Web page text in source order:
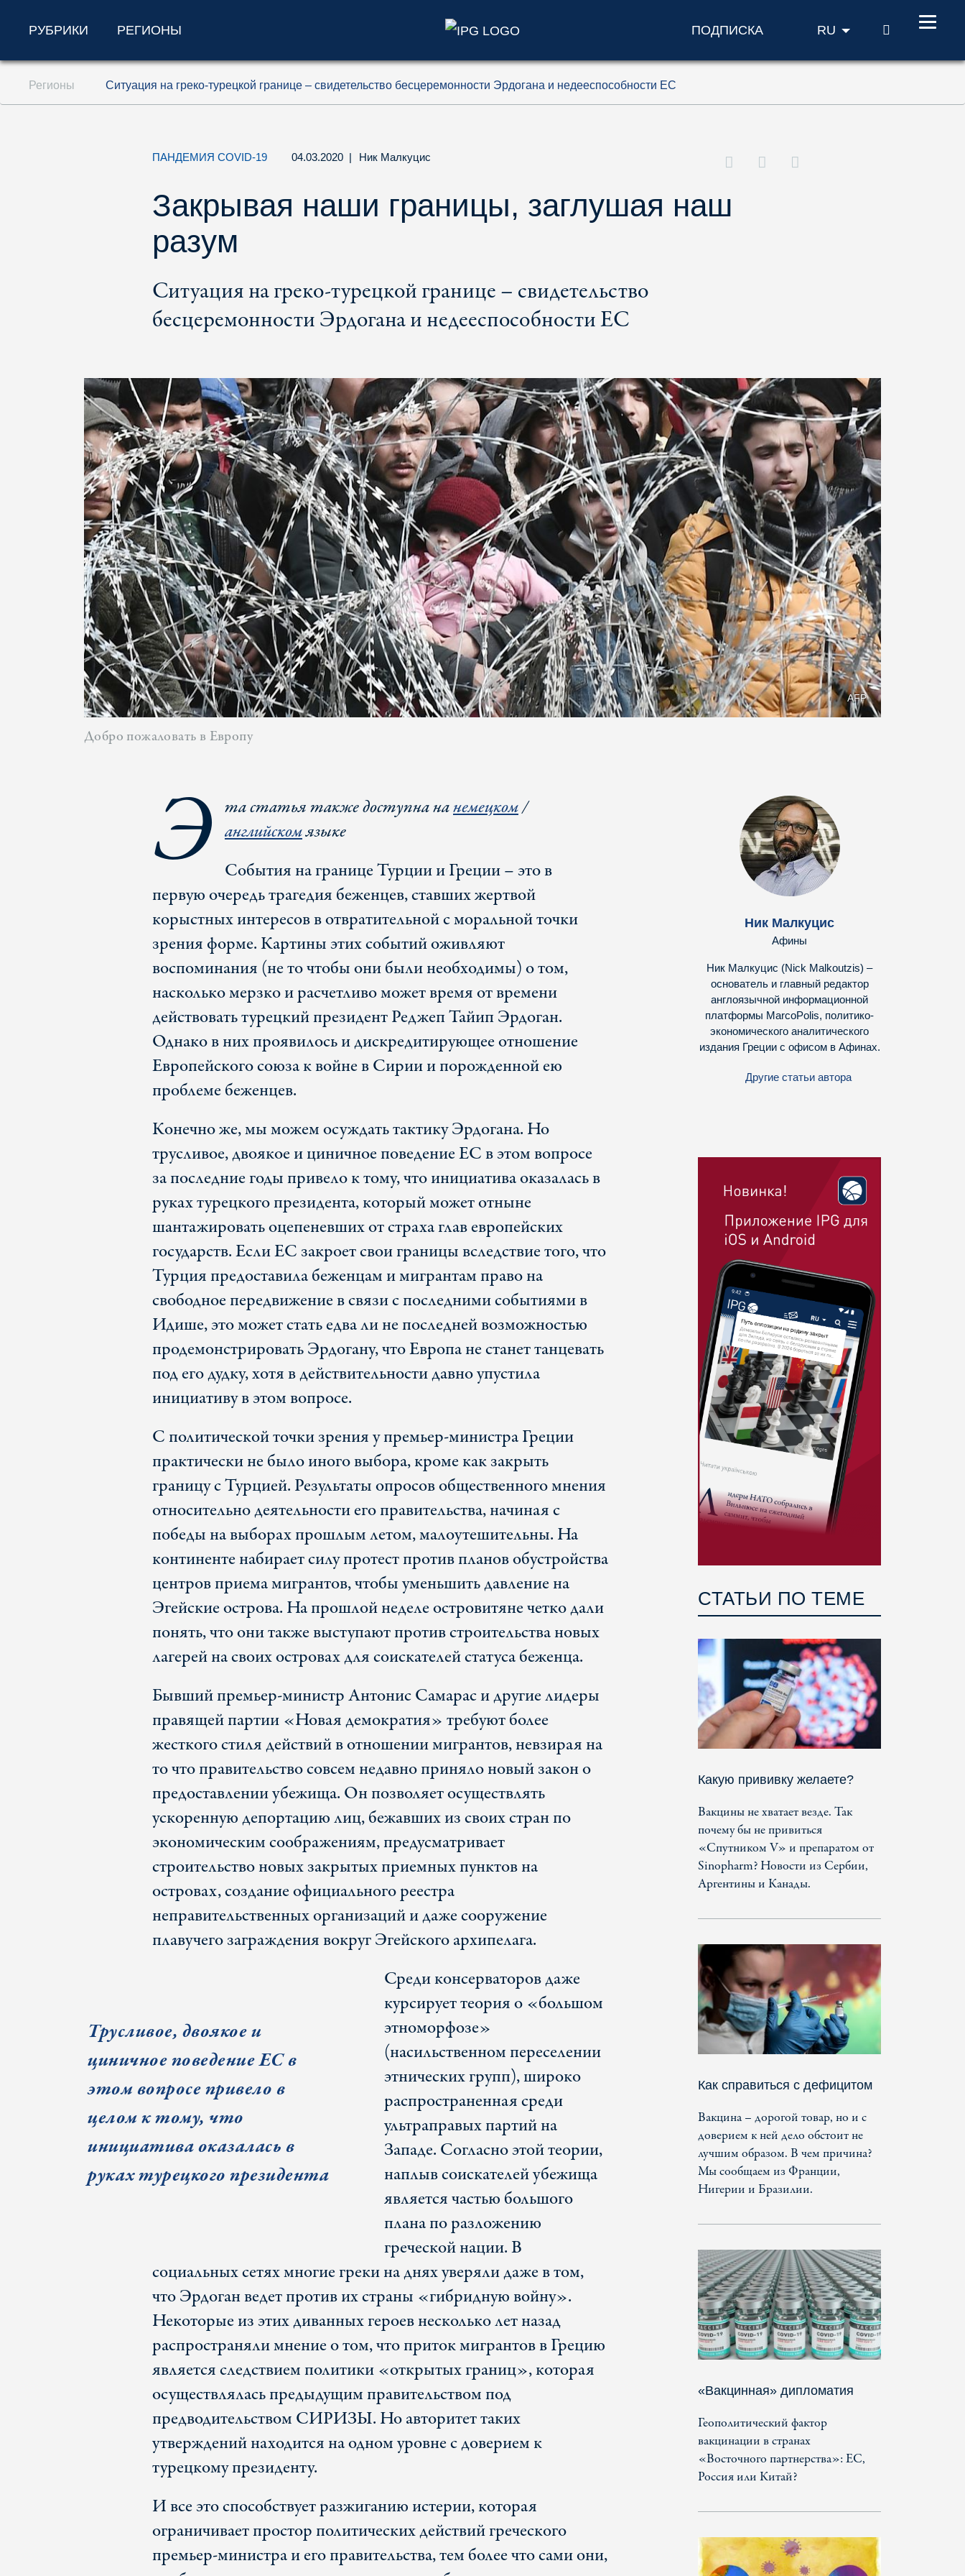
Перейти к содержанию (ключ доступа '1')
Перейти к поиску (ключ доступа '2')
РУБРИКИ РЕГИОНЫ ПОДПИСКА RU ПОИСК
Регионы Ситуация на греко-турецкой границе – свидетельство бесцеремонности Эрдогана и недееспособности ЕС
ПАНДЕМИЯ COVID-19 04.03.2020 | Ник Малкуцис
Закрывая наши границы, заглушая наш
разум
Ситуация на греко-турецкой границе – свидетельство
бесцеремонности Эрдогана и недееспособности ЕС
AFP
Добро пожаловать в Европу
Э та статья также доступна нанемецком/
английскомязыке
События на границе Турции и Греции – это в
первую очередь трагедия беженцев, ставших жертвой
корыстных интересов в отвратительной с моральной точки
зрения форме. Картины этих событий оживляют
воспоминания (не то чтобы они были необходимы) о том,
насколько мерзко и расчетливо может время от времени
действовать турецкий президент Реджеп Тайип Эрдоган.
Однако в них проявилось и дискредитирующее отношение
Европейского союза к войне в Сирии и порожденной ею
проблеме беженцев.
Конечно же, мы можем осуждать тактику Эрдогана. Но
трусливое, двоякое и циничное поведение ЕС в этом вопросе
за последние годы привело к тому, что инициатива оказалась в
руках турецкого президента, который может отныне
шантажировать оцепеневших от страха глав европейских
государств. Если ЕС закроет свои границы вследствие того, что
Турция предоставила беженцам и мигрантам право на
свободное передвижение в связи с последними событиями в
Идише, это может стать едва ли не последней возможностью
продемонстрировать Эрдогану, что Европа не станет танцевать
под его дудку, хотя в действительности давно упустила
инициативу в этом вопросе.
С политической точки зрения у премьер-министра Греции
практически не было иного выбора, кроме как закрыть
границу с Турцией. Результаты опросов общественного мнения
относительно деятельности его правительства, начиная с
победы на выборах прошлым летом, малоутешительны. На
континенте набирает силу протест против планов обустройства
центров приема мигрантов, чтобы уменьшить давление на
Эгейские острова. На прошлой неделе островитяне четко дали
понять, что они также выступают против строительства новых
лагерей на своих островах для соискателей статуса беженца.
Бывший премьер-министр Антонис Самарас и другие лидеры
правящей партии «Новая демократия» требуют более
жесткого стиля действий в отношении мигрантов, невзирая на
то что правительство совсем недавно приняло новый закон о
предоставлении убежища. Он позволяет осуществлять
ускоренную депортацию лиц, бежавших из своих стран по
экономическим соображениям, предусматривает
строительство новых закрытых приемных пунктов на
островах, создание официального реестра
неправительственных организаций и даже сооружение
плавучего заграждения вокруг Эгейского архипелага.
Трусливое, двоякое и
циничное поведение ЕС в
этом вопросе привело в
целом к тому, что
инициатива оказалась в
руках турецкого президента
Среди консерваторов даже
курсирует теория о «большом
этноморфозе»
(насильственном переселении
этнических групп), широко
распространенная среди
ультраправых партий на
Западе. Согласно этой теории,
наплыв соискателей убежища
является частью большого
плана по разложению
греческой нации. В
социальных сетях многие греки на днях уверяли даже в том,
что Эрдоган ведет против их страны «гибридную войну».
Некоторые из этих диванных героев несколько лет назад
распространяли мнение о том, что приток мигрантов в Грецию
является следствием политики «открытых границ», которая
осуществлялась предыдущим правительством под
предводительством СИРИЗЫ. Но авторитет таких
утверждений находится на одном уровне с доверием к
турецкому президенту.
И все это способствует разжиганию истерии, которая
ограничивает простор политических действий греческого
премьер-министра и его правительства, тем более что сами они,
Ник Малкуцис
Афины
Ник Малкуцис (Nick Malkoutzis) –
основатель и главный редактор
англоязычной информационной
платформы MarcoPolis, политико-
экономического аналитического
издания Греции с офисом в Афинах.
Другие статьи автора
СТАТЬИ ПО ТЕМЕ
Какую прививку желаете?
Вакцины не хватает везде. Так
почему бы не привиться
«Спутником V» и препаратом от
Sinopharm? Новости из Сербии,
Аргентины и Канады.
Как справиться с дефицитом
Вакцина – дорогой товар, но и с
доверием к ней дело обстоит не
лучшим образом. В чем причина?
Мы сообщаем из Франции,
Нигерии и Бразилии.
«Вакцинная» дипломатия
Геополитический фактор
вакцинации в странах
«Восточного партнерства»: ЕС,
Россия или Китай?